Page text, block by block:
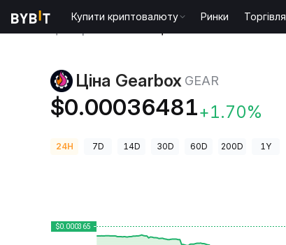
Купити криптовалюту Ринки Торгівля
Ціна Gearbox GEAR
$0.00036481+1.70%
24H 7D 14D 30D 60D 200D 1Y